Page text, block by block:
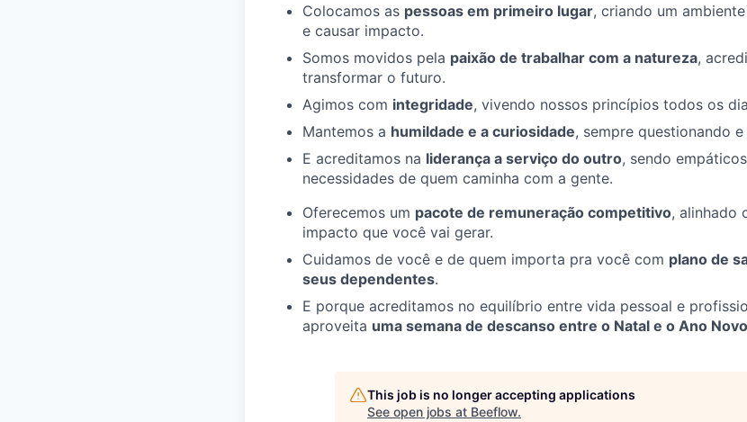
Colocamos as pessoas em primeiro lugar, criando um
e causar impacto.
Somos movidos pela paixão de trabalhar com a natureza,
transformar o futuro.
Agimos com integridade, vivendo nossos princípios todos os
Mantemos a humildade e a curiosidade, sempre questionando
E acreditamos na liderança a serviço do outro, sendo
necessidades de quem caminha com a gente.
Oferecemos um pacote de remuneração competitivo, alinhado
impacto que você vai gerar.
Cuidamos de você e de quem importa pra você com plano de
seus dependentes.
E porque acreditamos no equilíbrio entre vida pessoal e
aproveita uma semana de descanso entre o Natal e o Ano Novo
This job is no longer accepting applications
See open jobs at Beeflow.